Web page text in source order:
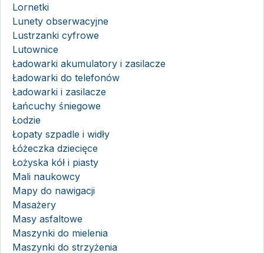
Lornetki
Lunety obserwacyjne
Lustrzanki cyfrowe
Lutownice
Ładowarki akumulatory i zasilacze
Ładowarki do telefonów
Ładowarki i zasilacze
Łańcuchy śniegowe
Łodzie
Łopaty szpadle i widły
Łóżeczka dziecięce
Łożyska kół i piasty
Mali naukowcy
Mapy do nawigacji
Masażery
Masy asfaltowe
Maszynki do mielenia
Maszynki do strzyżenia